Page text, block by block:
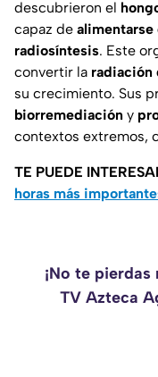
descubrieron el
capaz de
radiosíntesis. Este
convertir la radiación
su crecimiento. Sus
biorremediación y
contextos extremos,
TE PUEDE
horas más
¡No te
TV Azteca